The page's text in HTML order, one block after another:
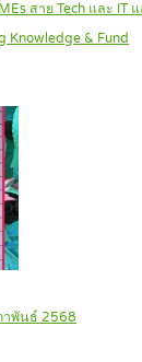
สาย Tech และ IT
Knowledge & Fund
าพันธ์ 2568